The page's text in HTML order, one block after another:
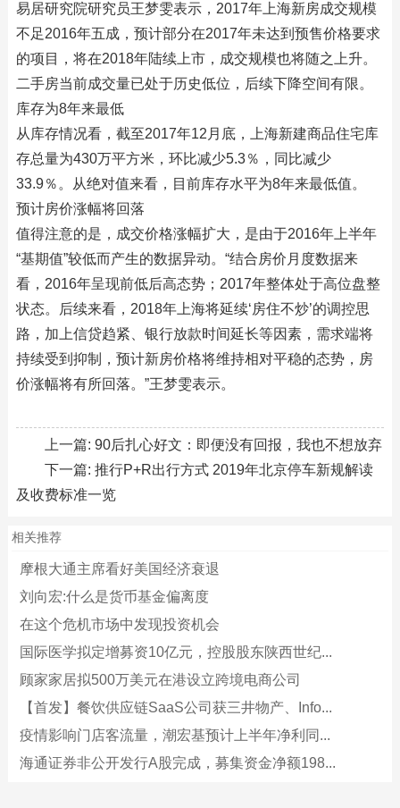
易居研究院研究员王梦雯表示，2017年上海新房成交规模
不足2016年五成，预计部分在2017年未达到预售价格要求
的项目，将在2018年陆续上市，成交规模也将随之上升。
二手房当前成交量已处于历史低位，后续下降空间有限。
库存为8年来最低
从库存情况看，截至2017年12月底，上海新建商品住宅库
存总量为430万平方米，环比减少5.3％，同比减少
33.9％。从绝对值来看，目前库存水平为8年来最低值。
预计房价涨幅将回落
值得注意的是，成交价格涨幅扩大，是由于2016年上半年
“基期值”较低而产生的数据异动。“结合房价月度数据来
看，2016年呈现前低后高态势；2017年整体处于高位盘整
状态。后续来看，2018年上海将延续‘房住不炒’的调控思
路，加上信贷趋紧、银行放款时间延长等因素，需求端将
持续受到抑制，预计新房价格将维持相对平稳的态势，房
价涨幅将有所回落。”王梦雯表示。
上一篇: 90后扎心好文：即便没有回报，我也不想放弃
下一篇: 推行P+R出行方式 2019年北京停车新规解读
及收费标准一览
相关推荐
摩根大通主席看好美国经济衰退
刘向宏:什么是货币基金偏离度
在这个危机市场中发现投资机会
国际医学拟定增募资10亿元，控股股东陕西世纪...
顾家家居拟500万美元在港设立跨境电商公司
【首发】餐饮供应链SaaS公司获三井物产、Info...
疫情影响门店客流量，潮宏基预计上半年净利同...
海通证券非公开发行A股完成，募集资金净额198...